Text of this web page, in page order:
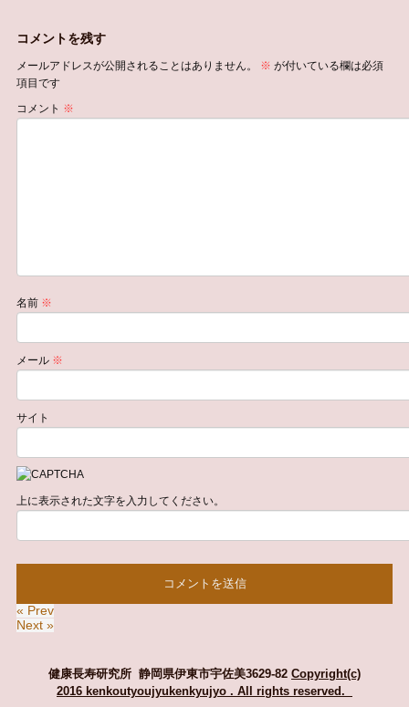
コメントを残す
メールアドレスが公開されることはありません。 ※ が付いている欄は必須
項目です
コメント ※
名前 ※
メール ※
サイト
上に表示された文字を入力してください。
« Prev
Next »
健康長寿研究所 静岡県伊東市宇佐美3629-82 Copyright(c)
2016 kenkoutyoujyukenkyujyo . All rights reserved.